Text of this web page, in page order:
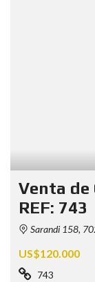
Venta de
REF: 743
Sarandi 158,
US$120.000
743